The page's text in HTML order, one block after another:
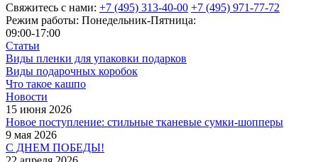
Свяжитесь с нами: +7 (495) 313-40-00 +7 (495) 971-77-72
Режим работы: Понедельник-Пятница:
09:00-17:00
Статьи
Виды пленки для упаковки подарков
Виды подарочных коробок
Что такое кашпо
Новости
15 июня 2026
Новое поступление: стильные тканевые сумки-шопперы
9 мая 2026
С ДНЕМ ПОБЕДЫ!